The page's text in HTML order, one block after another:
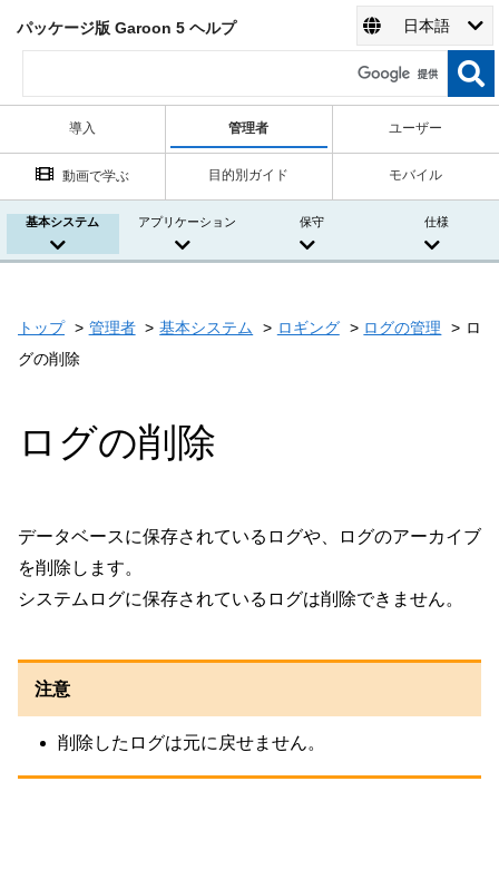
パッケージ版 Garoon 5 ヘルプ 日本語
導入 管理者 ユーザー
動画で学ぶ 目的別ガイド モバイル
基本システム アプリケーション 保守 仕様
トップ 管理者 基本システム ロギング ログの管理
ロ
グの削除
ログの削除
データベースに保存されているログや、ログのアーカイブ
を削除します。
システムログに保存されているログは削除できません。
注意
削除したログは元に戻せません。